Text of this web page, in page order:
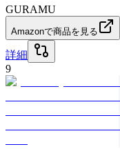
GURAMU
Amazonで商品を見る
詳細
9